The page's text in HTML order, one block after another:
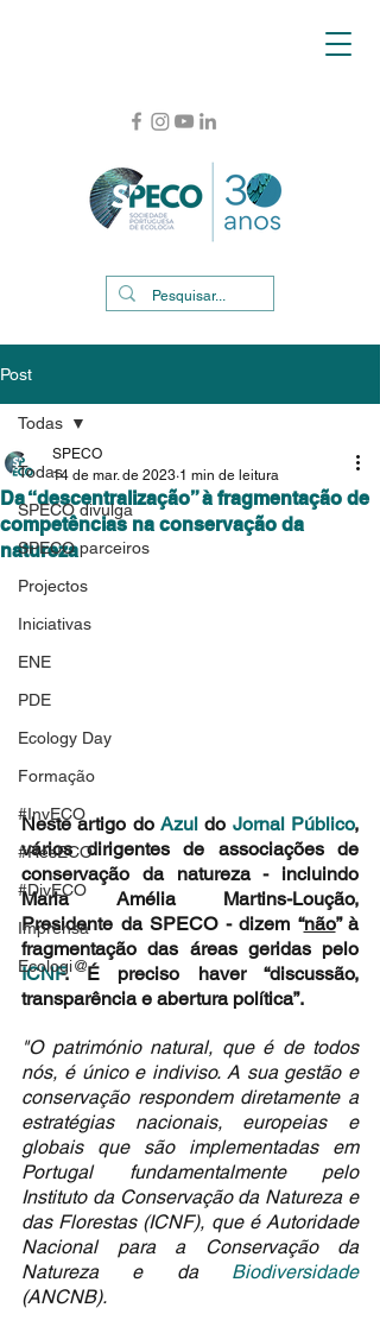
Post
Todas
SPECO divulga
SPECO parceiros
Projectos
Iniciativas
ENE
PDE
Ecology Day
Formação
#InvECO
#ResECO
#DivECO
Imprensa
Ecologi@
Todas
Da “descentralização” à fragmentação de
competências na conservação da
natureza
SPECO
14 de mar. de 2023 1 min de leitura
Neste artigo do Azul do Jornal Público,
vários dirigentes de associações de
conservação da natureza - incluindo
Maria Amélia Martins-Loução,
Presidente da SPECO - dizem “não” à
ICNF. É preciso haver “discussão,
transparência e abertura política”.
"O património natural, que é de todos
nós, é único e indiviso. A sua gestão e
conservação respondem diretamente a
estratégias nacionais, europeias e
globais que são implementadas em
Portugal fundamentalmente pelo
Instituto da Conservação da Natureza e
das Florestas (ICNF), que é Autoridade
Nacional para a Conservação da
Natureza e da Biodiversidade
(ANCNB).